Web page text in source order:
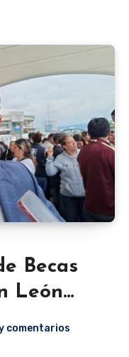
Becas
León
comentarios